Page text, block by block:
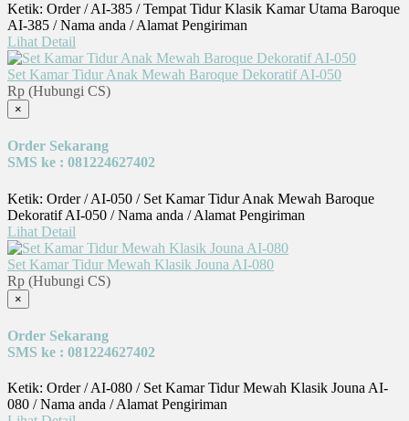
Ketik: Order / AI-385 / Tempat Tidur Klasik Kamar Utama Baroque
AI-385 / Nama anda / Alamat Pengiriman
Lihat Detail
Set Kamar Tidur Anak Mewah Baroque Dekoratif AI-050
Rp (Hubungi CS)
×
Order Sekarang
SMS ke : 081224627402
Ketik: Order / AI-050 / Set Kamar Tidur Anak Mewah Baroque
Dekoratif AI-050 / Nama anda / Alamat Pengiriman
Lihat Detail
Set Kamar Tidur Mewah Klasik Jouna AI-080
Rp (Hubungi CS)
×
Order Sekarang
SMS ke : 081224627402
Ketik: Order / AI-080 / Set Kamar Tidur Mewah Klasik Jouna AI-
080 / Nama anda / Alamat Pengiriman